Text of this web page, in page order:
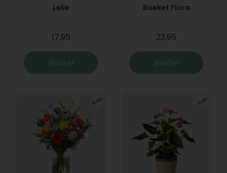
Lelie
17,95
Bestel
Boeket Flora
23,95
Bestel